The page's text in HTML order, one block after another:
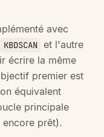
avec
KBDSCAN et l'autre
écrire la même
premier est
équivalent
principale
prêt).